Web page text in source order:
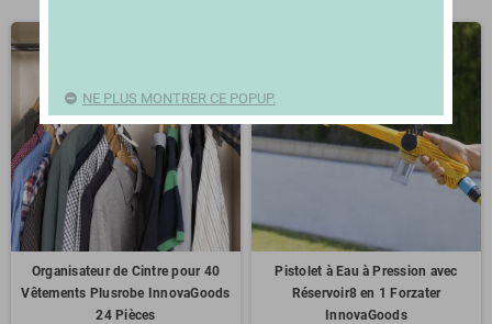
Organisateur de Cintre pour 40
Vêtements Plusrobe InnovaGoods
24 Pièces
Pistolet à Eau à Pression avec
Réservoir8 en 1 Forzater
InnovaGoods
NE PLUS MONTRER CE POPUP.